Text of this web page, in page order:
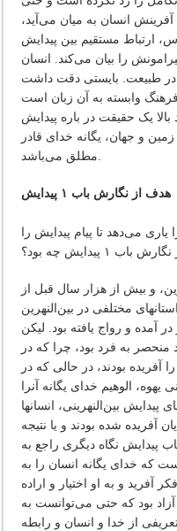
انسان به میان می‌آید،
ارتباط مستقیم بین پیدایش
را بیان می‌کند. انسان
در طبیعت. بایستی دقت داشت
وابسته به آن زبان است
یک حقیقت در باره پیدایش
و جهان، یگانه خدای قادر
مطلق می‌باشد.
هدف از نگارش باب ۱ پیدایش
می‌دهد تا پیام پیدایش را
چه بود؟
و بیش از هزار سال قبل از
مختلفی در بین‌النهرین
آمده و رواج یافته بود. لیکن
منحصر به فرد بود، چرا که در
آفریده بودند، در حالی که در
الوهیم خدای یگانه آنرا
پیدایش بین‌النهرینی، انسانها
آفریده شده بودند و یا نتیجه
پیدایش نگاه دیگری راجع به
که خدای یگانه انسان را به
و به او اختیار و اراده
بود که حتی می‌توانست به
از خدا و انسان و رابطه